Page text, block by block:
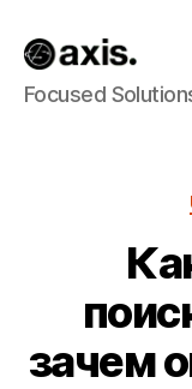
Axis
Builds
Focused
зачем